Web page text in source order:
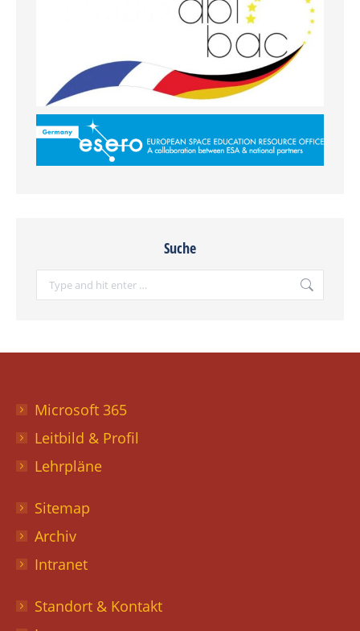
Suche
Microsoft 365
Leitbild & Profil
Lehrpläne
Sitemap
Archiv
Intranet
Standort & Kontakt